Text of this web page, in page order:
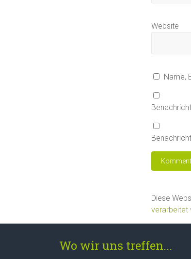
Website
Name,
Diese
verarbeitet
Wo wir uns treffen...